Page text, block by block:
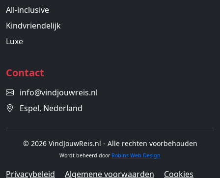
All-inclusive
Kindvriendelijk
Luxe
Contact
info@vindjouwreis.nl
Espel, Nederland
© 2026 VindJouwReis.nl - Alle rechten voorbehouden
Wordt beheerd door Robins Web Design
Privacybeleid Algemene voorwaarden Cookies